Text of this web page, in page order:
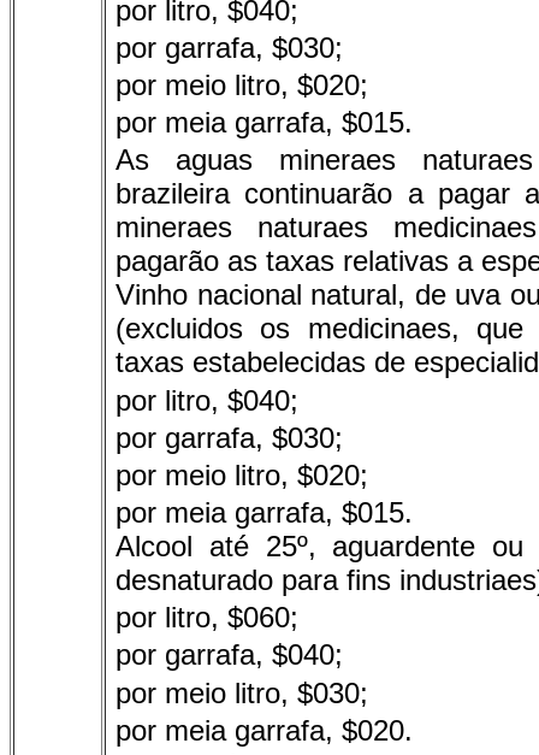
por litro, $040;
por garrafa, $030;
por meio litro, $020;
por meia garrafa, $015.
As aguas mineraes
brazileira continuarão a
mineraes naturaes
pagarão as taxas relativas a
Vinho nacional natural, de uva
(excluidos os medicinaes,
taxas estabelecidas de
por litro, $040;
por garrafa, $030;
por meio litro, $020;
por meia garrafa, $015.
Alcool até 25º, aguardente
desnaturado para fins
por litro, $060;
por garrafa, $040;
por meio litro, $030;
por meia garrafa, $020.